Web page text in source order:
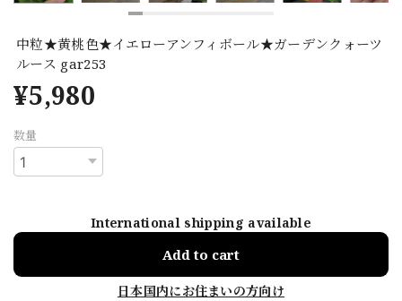
中粒★黄桃色★イエローアンフィボール★ガーデンクォーツ
ルース gar253
¥5,980
数量
International shipping available
Add to cart
日本国内にお住まいの方向け